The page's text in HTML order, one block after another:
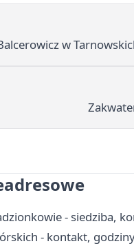
w
- siedziba,
- kontakt,